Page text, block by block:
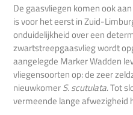
De gaasvliegen komen ook
is voor het eerst in Zuid-
onduidelijkheid over een
zwartstreepgaasvlieg wordt
aangelegde Marker Wadden
vliegensoorten op: de zeer
nieuwkomerS. scutulata. Tot
vermeende lange afwezigheid